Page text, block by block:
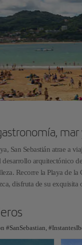
San Sebastián atrae a
arquitectónico
Recorre la Playa de
disfruta de su exquisita
#SanSebastian,